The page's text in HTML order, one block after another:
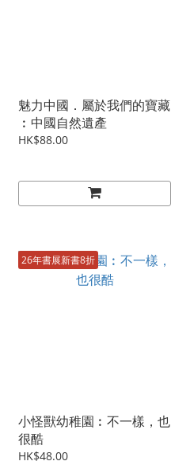
魅力中國．屬於我們的寶藏
︰中國自然遺產
HK$88.00
26年書展新書8折
小怪獸幼稚園︰不一樣，也
很酷
HK$48.00